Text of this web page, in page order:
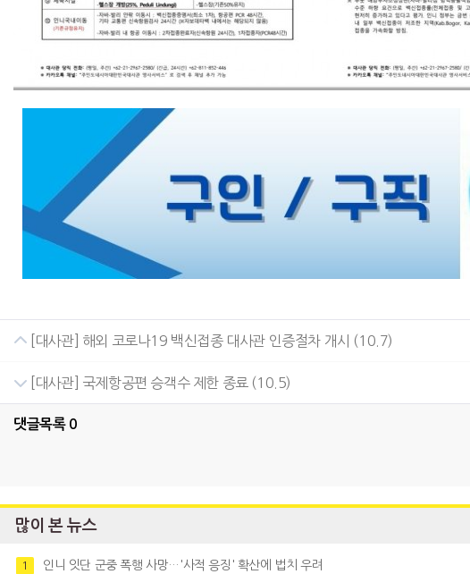
[대사관] 해외 코로나19 백신접종 대사관 인증절차 개시 (10.7)
[대사관] 국제항공편 승객수 제한 종료 (10.5)
댓글목록 0
많이 본 뉴스
1 인니 잇단 군중 폭행 사망…'사적 응징' 확산에 법치 우려